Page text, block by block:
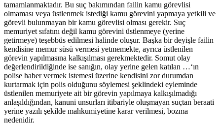
tamamlanmaktadır. Bu suç bakımından failin kamu görevlisi
olmaması veya üstlenmek istediği kamu görevini yapmaya yetkili ve
görevli bulunmayan bir kamu görevlisi olması gerekir. Suç
memuriyet sıfatını değil kamu görevini üstlenmeye (yerine
getirmeye) teşebbüs edilmesi halinde oluşur. Başka bir deyişle failin
kendisine memur süsü vermesi yetmemekte, ayrıca üstlenilen
görevin yapılmasına kalkışılması gerekmektedir. Somut olay
değerlendirildiğinde ise sanığın, olay yerine gelen katılan …‘ın
polise haber vermek istemesi üzerine kendisini zor durumdan
kurtarmak için polis olduğunu söylemesi şeklindeki eyleminde
üstlenilen memuriyete ait bir görevin yapılmaya kalkışılmadığı
anlaşıldığından, kanuni unsurları itibariyle oluşmayan suçtan beraati
yerine yazılı şekilde mahkumiyetine karar verilmesi, bozma
nedenidir.